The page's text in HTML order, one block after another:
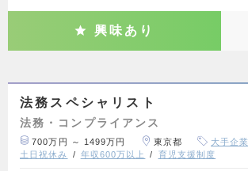
興味あり
法務スペシャリスト
法務・コンプライアンス
700万円 ～ 1499万円 東京都 大手企業
土日祝休み
年収600万以上 育児支援制度